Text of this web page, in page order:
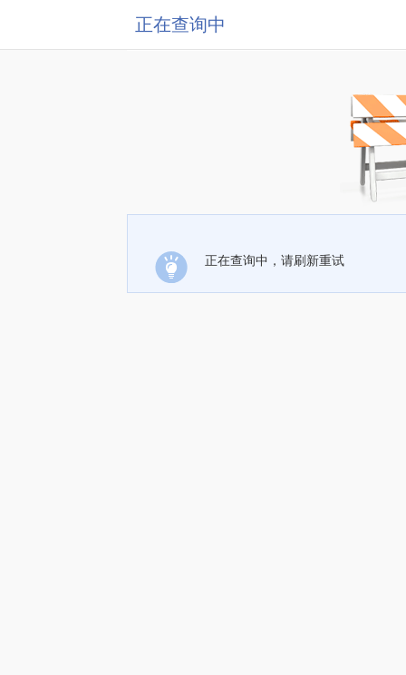
正在查询中
正在查询中，请刷新重试